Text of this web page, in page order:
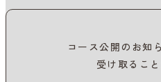
コース公開のお知
受け取るこ